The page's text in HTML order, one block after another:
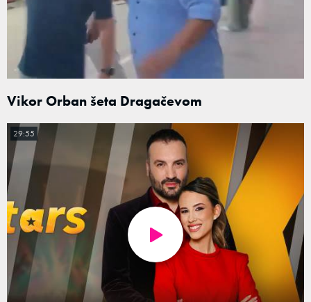
Vikor Orban šeta Dragačevom
29:55